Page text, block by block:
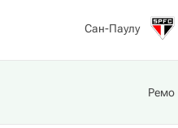
Сан-Паулу
Ремо